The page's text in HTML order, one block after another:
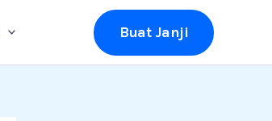
Buat Janji